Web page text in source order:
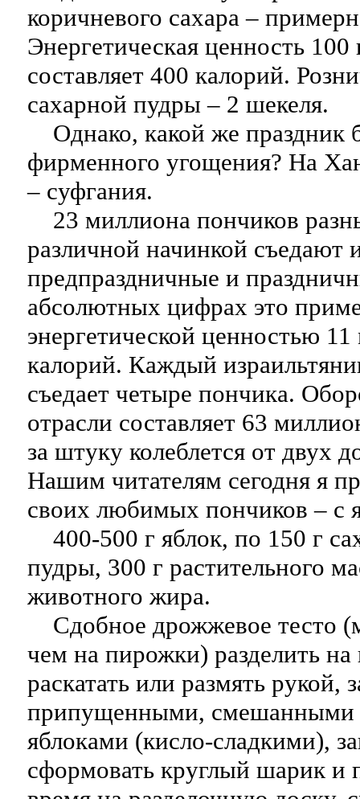
коричневого сахара –
Энергетическая ценность
составляет 400 калорий.
сахарной пудры – 2 шекеля.
Однако, какой же праздник
фирменного угощения? На
– суфгания.
23 миллиона пончиков
различной начинкой съедают
предпраздничные и
абсолютных цифрах это
энергетической ценностью
калорий. Каждый
съедает четыре пончика.
отрасли составляет 63
за штуку колеблется от двух
Нашим читателям сегодня я
своих любимых пончиков – с
400-500 г яблок, по 150 г
пудры, 300 г растительного
животного жира.
Сдобное дрожжевое тесто
чем на пирожки) разделить
раскатать или размять рукой,
припущенными, смешанными
яблоками (кисло-сладкими),
сформовать круглый шарик и